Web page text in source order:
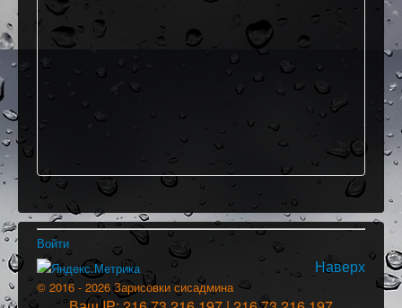
Войти
Наверх
© 2016 - 2026 Зарисовки сисадмина